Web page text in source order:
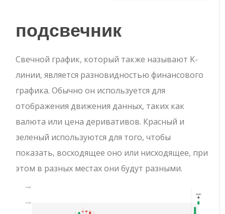
подсвечник
Свечной график, который также называют K-
линии, является разновидностью финансового
графика. Обычно он используется для
отображения движения данных, таких как
валюта или цена деривативов. Красный и
зеленый используются для того, чтобы
показать, восходящее оно или нисходящее, при
этом в разных местах они будут разными.